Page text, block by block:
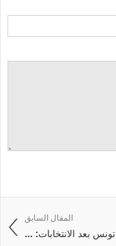
المقال السابق
تونس بعد الانتخابات: ...